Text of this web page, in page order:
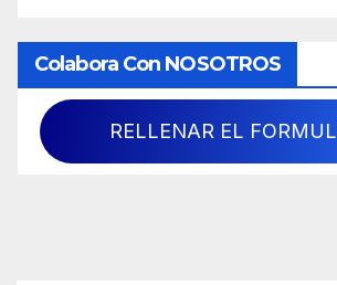
Colabora Con NOSOTROS
RELLENAR EL